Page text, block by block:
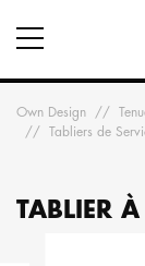
Own Design
Tabliers de
TABLIER